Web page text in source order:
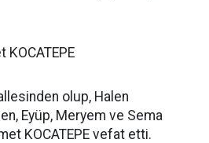
olup, Halen
Eyüp, Meryem ve Sema
KOCATEPE vefat etti.